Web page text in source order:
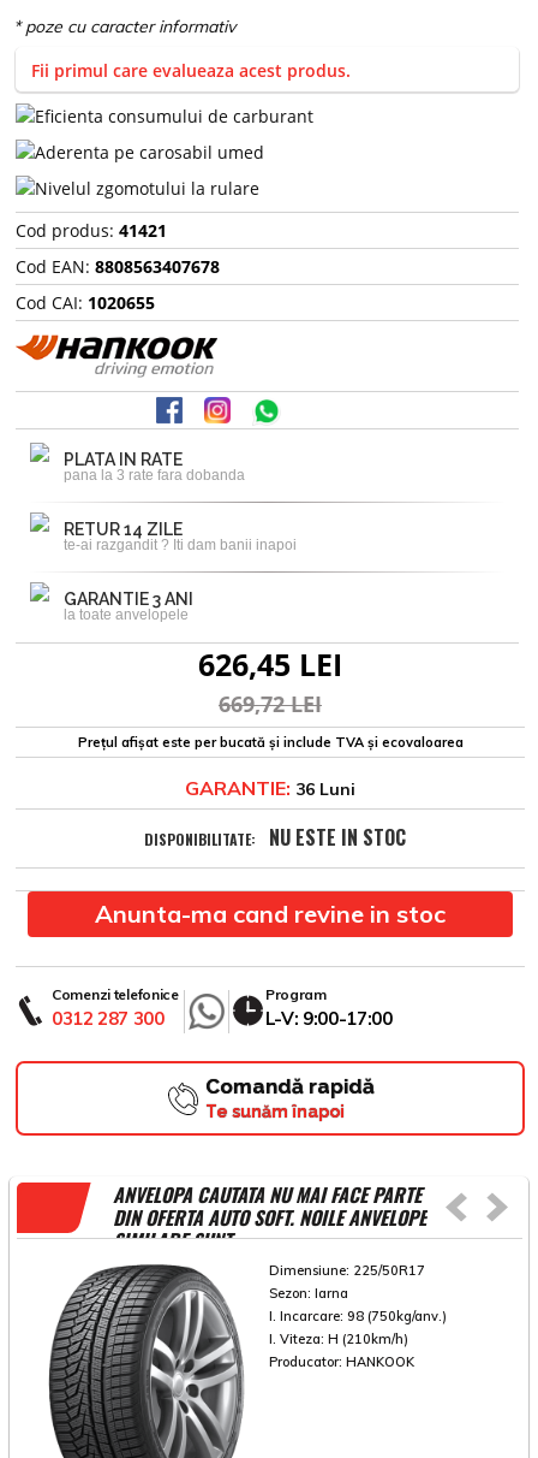
Fii primul care evalueaza acest produs.
Cod produs: 41421
Cod EAN: 8808563407678
Cod CAI: 1020655
PLATA IN RATE
pana la 3 rate fara dobanda
RETUR 14 ZILE
te-ai razgandit ? Iti dam banii inapoi
GARANTIE 3 ANI
la toate anvelopele
626,45 LEI
669,72 LEI
Prețul afișat este per bucată și include TVA și ecovaloarea
GARANTIE: 36 Luni
DISPONIBILITATE: NU ESTE IN STOC
Anunta-ma cand revine in stoc
Comenzi telefonice
0312 287 300
Program
L-V: 9:00-17:00
Comandă rapidă
Te sunăm înapoi
ANVELOPA CAUTATA NU MAI FACE PARTE
DIN OFERTA AUTO SOFT. NOILE ANVELOPE
SIMILARE SUNT
Dimensiune: 225/50R17
Sezon: Iarna
I. Incarcare: 98 (750kg/anv.)
I. Viteza: H (210km/h)
Producator: HANKOOK